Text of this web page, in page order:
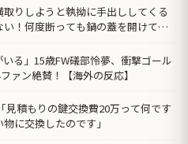
りしようと執拗に手出ししてくる
！何度断っても鍋の蓋を開けてか
る」15歳FW礒部怜夢、衝撃ゴール
ァン絶賛！【海外の反応】
見積もりの鍵交換費20万って何です
に交換したのです」